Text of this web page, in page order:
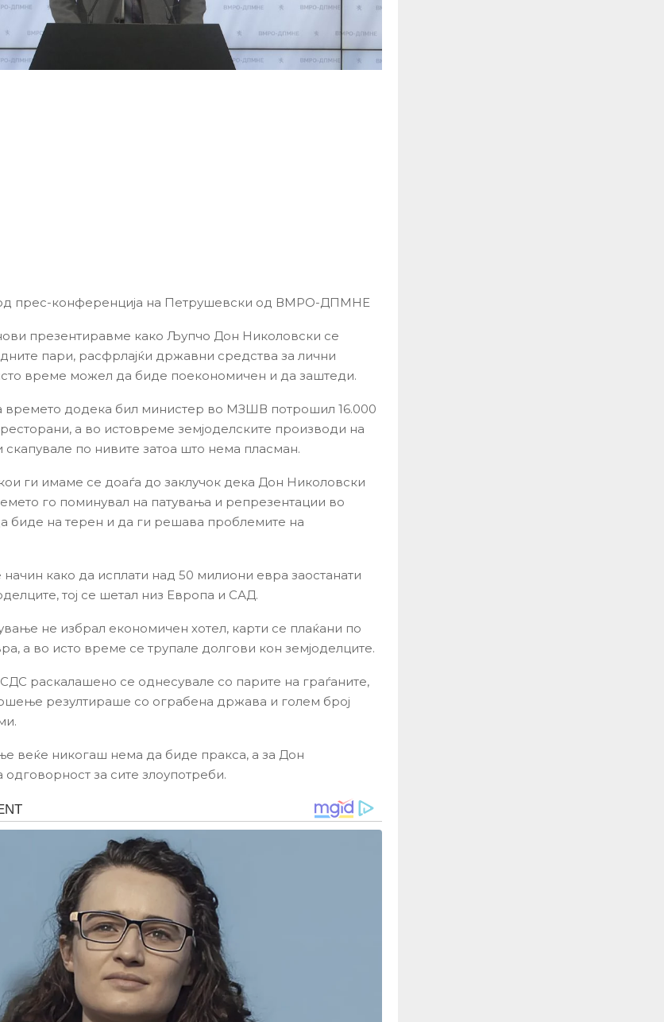
од прес-конференција на Петрушевски од ВМРО-ДПМНЕ
презентиравме како Љупчо Дон Николовски се
пари, расфрлајќи државни средства за лични
време можел да биде поекономичен и да заштеди.
времето додека бил министер во МЗШВ потрошил 16.000
а во истовреме земјоделските производи на
скапувале по нивите затоа што нема пласман.
ги имаме се доаѓа до заклучок дека Дон Николовски
го поминувал на патувања и репрезентации во
биде на терен и да ги решава проблемите на
начин како да исплати над 50 милиони евра заостанати
тој се шетал низ Европа и САД.
не избрал економичен хотел, карти се плаќани по
а во исто време се трупале долгови кон земјоделците.
раскалашено се однесувале со парите на граѓаните,
резултираше со ограбена држава и голем број
веќе никогаш нема да биде пракса, а за Дон
за сите злоупотреби.